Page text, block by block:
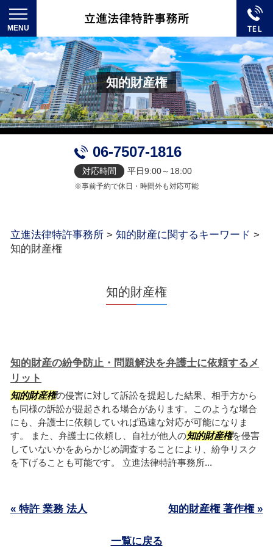
知的財産権
06-7507-1816
対応時間 平日9:00～18:00
※事前予約で休日・時間外も対応可能
立進法律特許事務所 > 知的財産に関するキーワード >
知的財産権
知的財産権
知的財産の紛争防止・問題解決を弁護士に依頼するメ
リット
知的財産権の侵害に対して訴訟を提起した結果、相手方から
も同様の訴訟が提起される場合があります。このような場合
にも、弁護士に依頼していれば迅速な対応が可能になりま
す。 また、弁護士に依頼し、自社が他人の知的財産権を侵害
していないかをあらかじめ調査することにより、紛争リスク
を下げることも可能です。 立進法律特許事務所...
« 特許 業務 法人 知的財産権 著作権 »
一覧に戻る